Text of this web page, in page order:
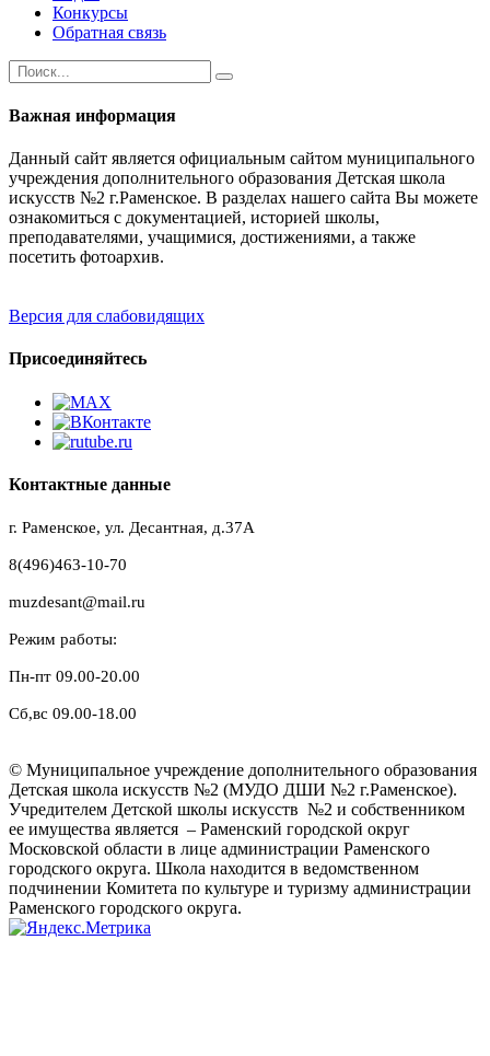
Конкурсы
Обратная связь
Важная информация
Данный сайт является официальным сайтом муниципального
учреждения дополнительного образования Детская школа
искусств №2 г.Раменское. В разделах нашего сайта Вы можете
ознакомиться с документацией, историей школы,
преподавателями, учащимися, достижениями, а также
посетить фотоархив.
Версия для слабовидящих
Присоединяйтесь
Контактные данные
г. Раменское, ул. Десантная, д.37A
8(496)463-10-70
muzdesant@mail.ru
Режим работы:
Пн-пт 09.00-20.00
Сб,вс 09.00-18.00
© Муниципальное учреждение дополнительного образования
Детская школа искусств №2 (МУДО ДШИ №2 г.Раменское).
Учредителем Детской школы искусств №2 и собственником
ее имущества является – Раменский городской округ
Московской области в лице администрации Раменского
городского округа. Школа находится в ведомственном
подчинении Комитета по культуре и туризму администрации
Раменского городского округа.